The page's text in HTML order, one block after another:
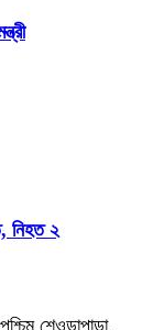
নিহত ২
শেওড়াপাড়া,